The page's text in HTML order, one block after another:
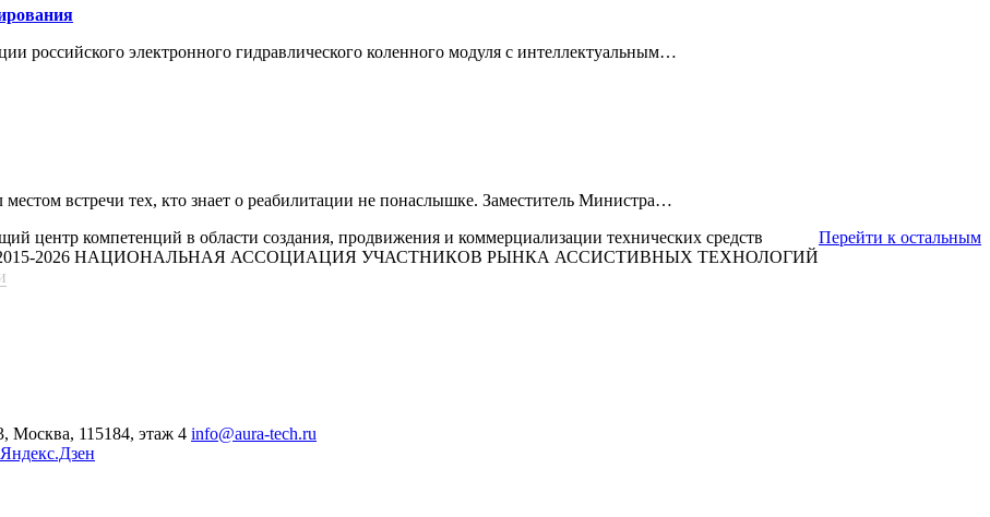
российского электронного гидравлического коленного модуля с интеллектуальным…
встречи тех, кто знает о реабилитации не понаслышке. Заместитель Министра…
Перейти к остальным
центр компетенций в области создания, продвижения и коммерциализации технических средств
2026 НАЦИОНАЛЬНАЯ АССОЦИАЦИЯ УЧАСТНИКОВ РЫНКА АССИСТИВНЫХ ТЕХНОЛОГИЙ
Москва, 115184, этаж 4 info@aura-tech.ru
Яндекс.Дзен